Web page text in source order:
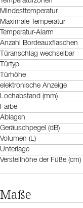
Mindesttemperatur
Maximale Temperatur
Temperatur-Alarm
Anzahl Bordeauxflaschen
Türanschlag wechselbar
Türtyp
Türhöhe
elektronische Anzeige
Lochabstand (mm)
Farbe
Ablagen
Geräuschpegel (dB)
Volumen (L)
Unterlage
Verstellhöhe der Füße (cm)
Maße